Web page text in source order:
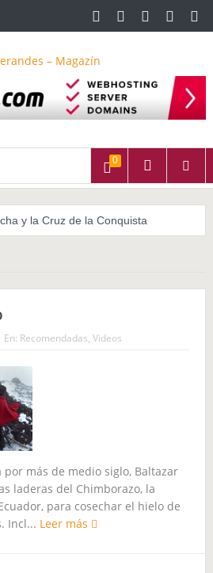
0
y la Cruz de la Conquista
largo en las culturas indígenas
Ceremonia de Pago al Apu Qoyllority
Sudamérica
En: Recomendadas, Videos
por más de medio siglo, Baltazar
laderas del Chimborazo, la
para cosechar el hielo de
Incl... Leer más